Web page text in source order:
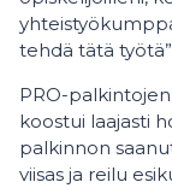
tehdä tätä
PRO-
koostui laajasti
palkinnon
viisas ja reilu